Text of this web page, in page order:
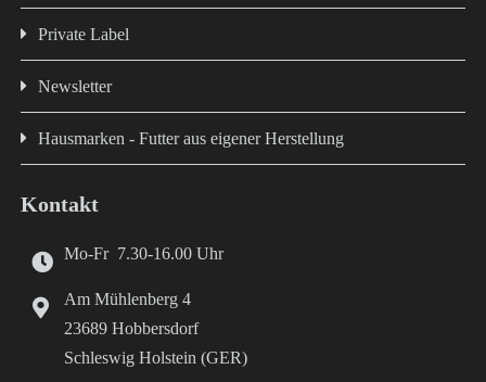
Private Label
Newsletter
Hausmarken - Futter aus eigener Herstellung
Kontakt
Mo-Fr 7.30-16.00 Uhr
Am Mühlenberg 4
23689 Hobbersdorf
Schleswig Holstein (GER)